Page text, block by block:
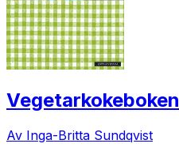
Vegetarkokeboken
Av Inga-Britta Sundqvist